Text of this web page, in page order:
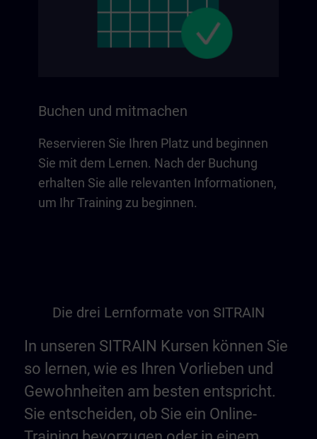
Buchen und mitmachen
Reservieren Sie Ihren Platz und beginnen
Sie mit dem Lernen. Nach der Buchung
erhalten Sie alle relevanten Informationen,
um Ihr Training zu beginnen.
Die drei Lernformate von SITRAIN
In unseren SITRAIN Kursen können Sie
so lernen, wie es Ihren Vorlieben und
Gewohnheiten am besten entspricht.
Sie entscheiden, ob Sie ein Online-